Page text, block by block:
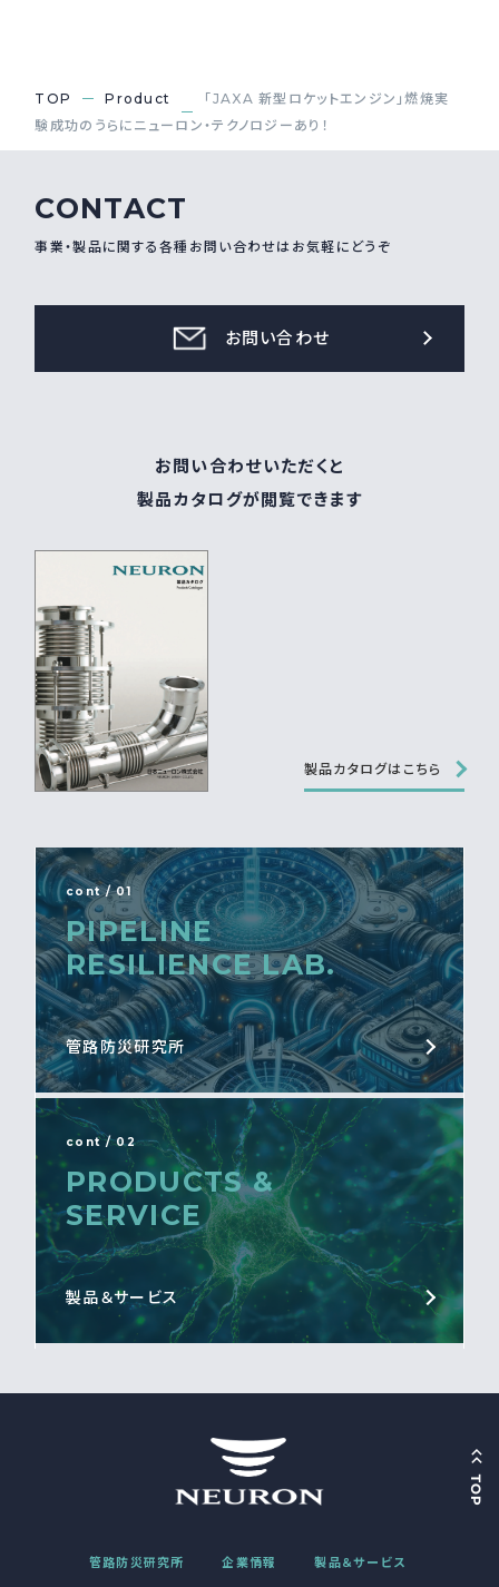
TOP Product
「JAXA 新型ロケットエンジン」燃焼実
験成功のうらにニューロン・テクノロジーあり！
CONTACT
事業・製品に関する各種お問い合わせはお気軽にどうぞ
お問い合わせ
お問い合わせいただくと
製品カタログが閲覧できます
製品カタログはこちら
cont / 01
PIPELINE
RESILIENCE LAB.
管路防災研究所
cont / 02
PRODUCTS &
SERVICE
製品＆サービス
管路防災研究所 企業情報 製品＆サービス